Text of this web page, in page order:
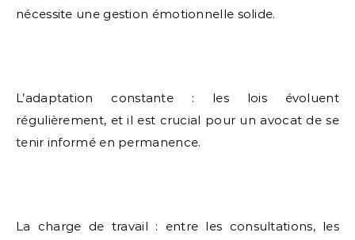
nécessite une gestion émotionnelle solide.
L’adaptation constante : les lois évoluent
régulièrement, et il est crucial pour un avocat de se
tenir informé en permanence.
La charge de travail : entre les consultations, les